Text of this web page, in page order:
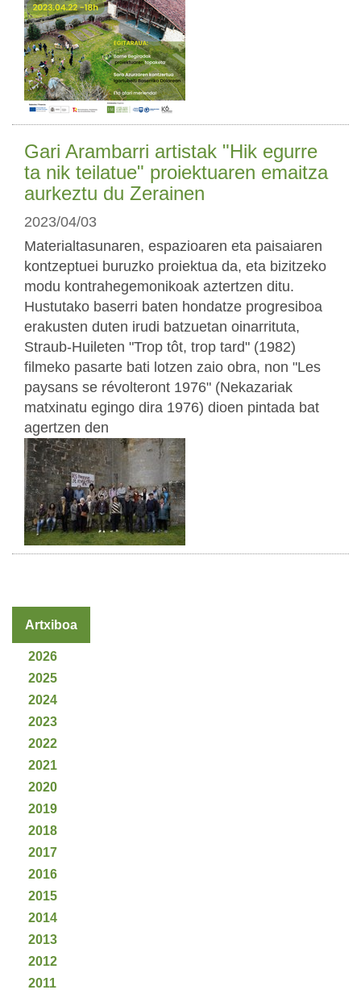
Gari Arambarri artistak "Hik egurre
ta nik teilatue" proiektuaren emaitza
aurkeztu du Zerainen
2023/04/03
Materialtasunaren, espazioaren eta paisaiaren
kontzeptuei buruzko proiektua da, eta bizitzeko
modu kontrahegemonikoak aztertzen ditu.
Hustutako baserri baten hondatze progresiboa
erakusten duten irudi batzuetan oinarrituta,
Straub-Huileten "Trop tôt, trop tard" (1982)
filmeko pasarte bati lotzen zaio obra, non "Les
paysans se révolteront 1976" (Nekazariak
matxinatu egingo dira 1976) dioen pintada bat
agertzen den
Artxiboa
2026
2025
2024
2023
2022
2021
2020
2019
2018
2017
2016
2015
2014
2013
2012
2011